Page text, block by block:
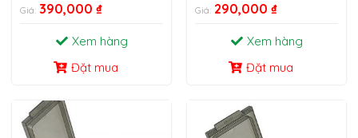
Giá: 390,000 ₫
Xem hàng
Đặt mua
Giá: 290,000 ₫
Xem hàng
Đặt mua